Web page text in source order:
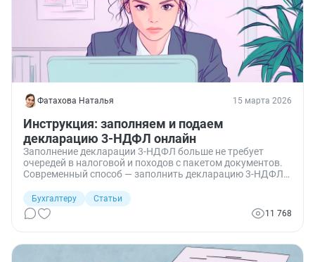
Фатахова Наталья 15 марта 2026
Инструкция: заполняем и подаем
декларацию 3-НДФЛ онлайн
Заполнение декларации 3-НДФЛ больше не требует
очередей в налоговой и походов с пакетом документов.
Современный способ — заполнить декларацию 3-НДФЛ
альтернативные способы — заполнение через мобильное
приложение или через программу «Декларация».
Рассказываю и показываю пошагово, как заполнить и
Бухгалтеру
Статьи
11 768